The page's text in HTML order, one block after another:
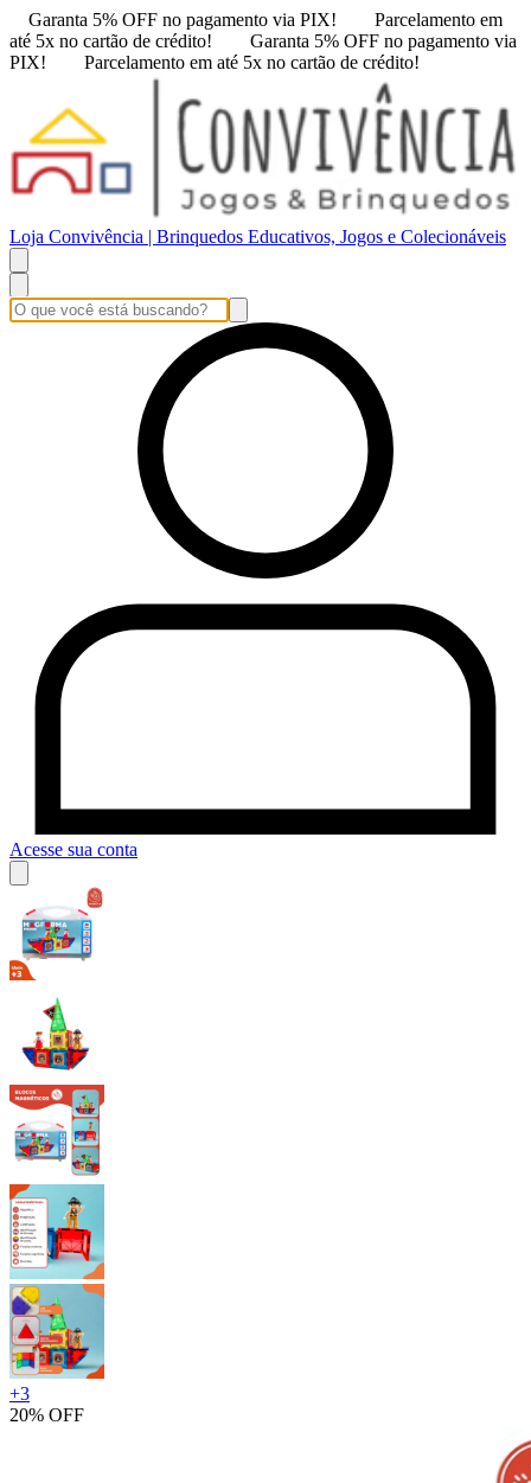
Garanta 5% OFF no pagamento via PIX!
Parcelamento em
até 5x no cartão de crédito!
Garanta 5% OFF no pagamento via
PIX!
Parcelamento em até 5x no cartão de crédito!
Loja Convivência | Brinquedos Educativos, Jogos e Colecionáveis
Acesse sua conta
+3
20% OFF